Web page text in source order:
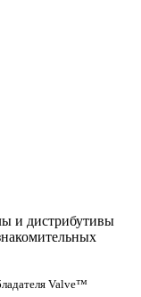
и дистрибутивы
Valve™